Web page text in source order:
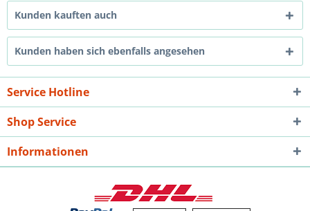
Kunden kauften auch
Kunden haben sich ebenfalls angesehen
Service Hotline
Shop Service
Informationen